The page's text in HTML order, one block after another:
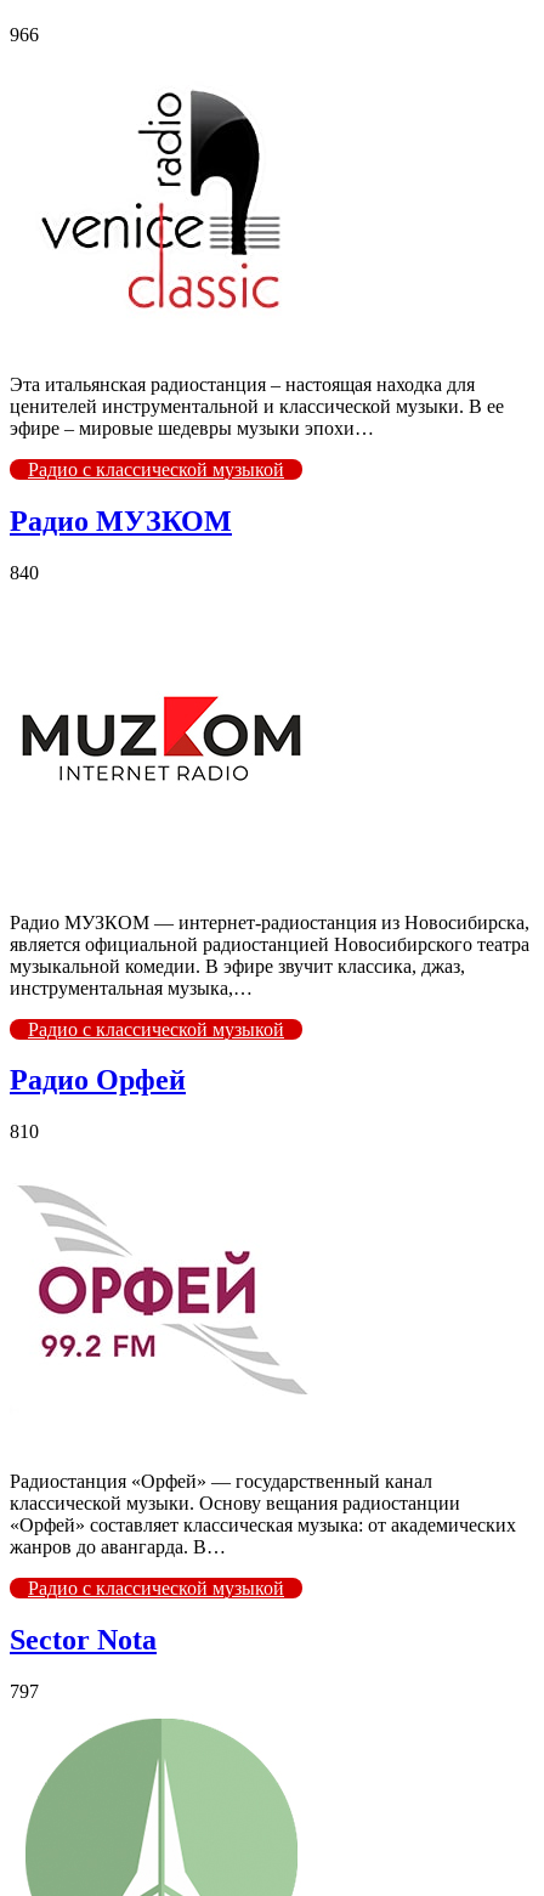
966
Эта итальянская радиостанция – настоящая находка для
ценителей инструментальной и классической музыки. В ее
эфире – мировые шедевры музыки эпохи…
Радио с классической музыкой
Радио МУЗКОМ
840
Радио МУЗКОМ — интернет-радиостанция из Новосибирска,
является официальной радиостанцией Новосибирского театра
музыкальной комедии. В эфире звучит классика, джаз,
инструментальная музыка,…
Радио с классической музыкой
Радио Орфей
810
Радиостанция «Орфей» — государственный канал
классической музыки. Основу вещания радиостанции
«Орфей» составляет классическая музыка: от академических
жанров до авангарда. В…
Радио с классической музыкой
Sector Nota
797